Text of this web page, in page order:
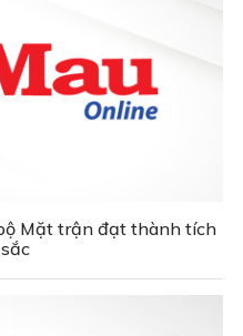
Mặt trận đạt thành tích